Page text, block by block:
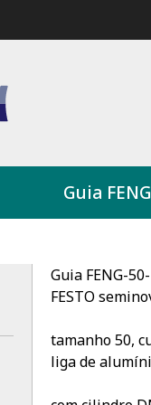
Guia
Guia FENG-
FESTO
tamanho 50,
liga de